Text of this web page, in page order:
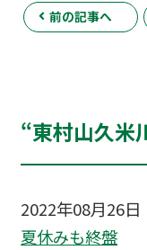
前の記事へ
“東村山久米
2022年08月26日
夏休みも終盤